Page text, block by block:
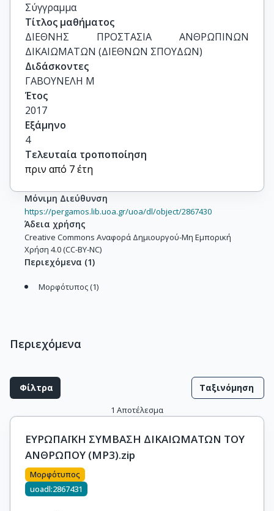
Σύγγραμμα
Τίτλος μαθήματος
ΔΙΕΘΝΗΣ ΠΡΟΣΤΑΣΙΑ ΑΝΘΡΩΠΙΝΩΝ
ΔΙΚΑΙΩΜΑΤΩΝ (ΔΙΕΘΝΩΝ ΣΠΟΥΔΩΝ)
Διδάσκοντες
ΓΑΒΟΥΝΕΛΗ Μ
Έτος
2017
Εξάμηνο
4
Τελευταία τροποποίηση
πριν από 7 έτη
Μόνιμη Διεύθυνση
https://pergamos.lib.uoa.gr/uoa/dl/object/2867430
Άδεια χρήσης
Creative Commons Αναφορά Δημιουργού-Μη Εμπορική
Χρήση 4.0 (CC-BY-NC)
Περιεχόμενα (1)
Μορφότυπος (1)
Περιεχόμενα
Φίλτρα Ταξινόμηση
1 Αποτέλεσμα
ΕΥΡΩΠΑΪΚΗ ΣΥΜΒΑΣΗ ΔΙΚΑΙΩΜΑΤΩΝ ΤΟΥ
ΑΝΘΡΩΠΟΥ (MP3).zip
Μορφότυπος
uoadl:2867431